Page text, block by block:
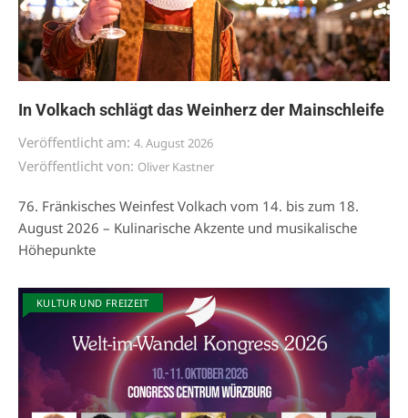
In Volkach schlägt das Weinherz der Mainschleife
Veröffentlicht am: 4. August 2026
Veröffentlicht von: Oliver Kastner
76. Fränkisches Weinfest Volkach vom 14. bis zum 18.
August 2026 – Kulinarische Akzente und musikalische
Höhepunkte
KULTUR UND FREIZEIT